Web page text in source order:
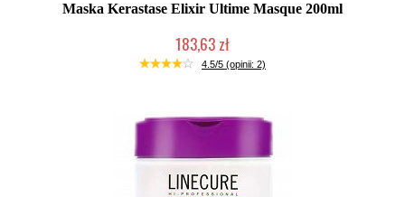
Maska Kerastase Elixir Ultime Masque 200ml
183,63 zł
Produkt wycofany
4.5/5 (opinii: 2)